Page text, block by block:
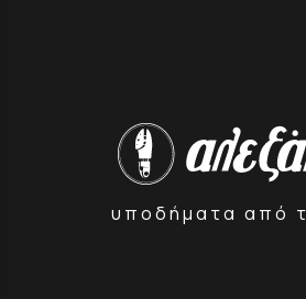
υποδήματα από